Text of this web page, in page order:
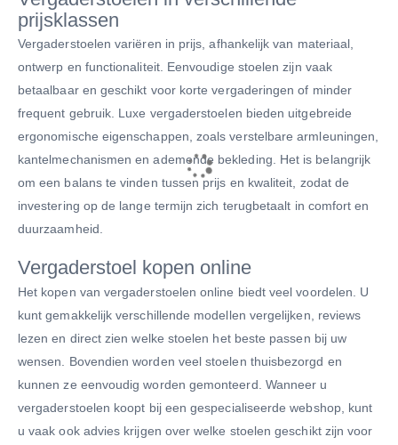
prijsklassen
Vergaderstoelen variëren in prijs, afhankelijk van materiaal,
ontwerp en functionaliteit. Eenvoudige stoelen zijn vaak
betaalbaar en geschikt voor korte vergaderingen of minder
frequent gebruik. Luxe vergaderstoelen bieden uitgebreide
ergonomische eigenschappen, zoals verstelbare armleuningen,
kantelmechanismen en ademende bekleding. Het is belangrijk
om een balans te vinden tussen prijs en kwaliteit, zodat de
investering op de lange termijn zich terugbetaalt in comfort en
duurzaamheid.
Vergaderstoel kopen online
Het kopen van vergaderstoelen online biedt veel voordelen. U
kunt gemakkelijk verschillende modellen vergelijken, reviews
lezen en direct zien welke stoelen het beste passen bij uw
wensen. Bovendien worden veel stoelen thuisbezorgd en
kunnen ze eenvoudig worden gemonteerd. Wanneer u
vergaderstoelen koopt bij een gespecialiseerde webshop, kunt
u vaak ook advies krijgen over welke stoelen geschikt zijn voor